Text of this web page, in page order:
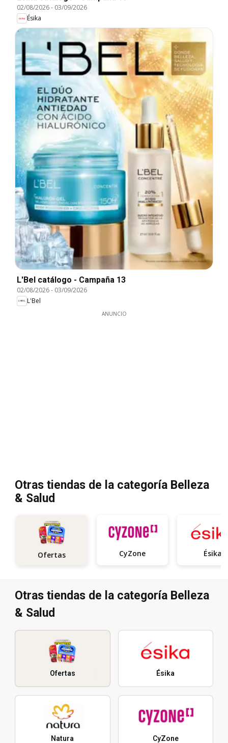
02/08/2026- 03/09/2026
Ésika
L'Bel catálogo - Campaña 13
02/08/2026- 03/09/2026
L'Bel
ANUNCIO
Otras tiendas de la categoría Belleza
& Salud
Ofertas CyZone Ésika
Otras tiendas de la categoría Belleza
& Salud
Ofertas Ésika
Natura CyZone